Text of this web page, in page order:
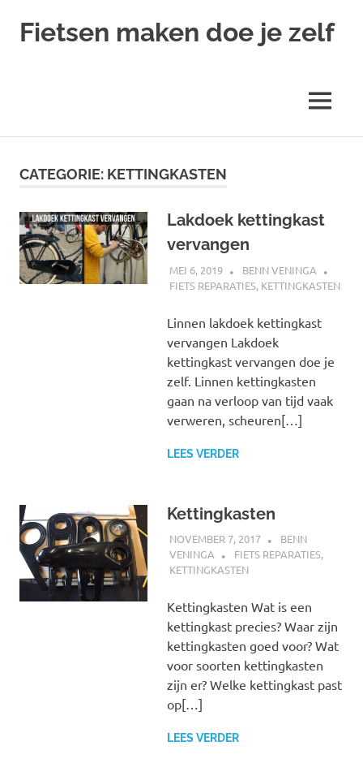
Fietsen maken doe je zelf
MENU
CATEGORIE: KETTINGKASTEN
Lakdoek kettingkast
vervangen
MEI 6, 2019
BENN VENINGA
FIETS REPARATIES, KETTINGKASTEN
Linnen lakdoek kettingkast
vervangen Lakdoek
kettingkast vervangen doe je
zelf. Linnen kettingkasten
gaan na verloop van tijd vaak
verweren, scheuren[…]
LEES VERDER
Kettingkasten
NOVEMBER 7, 2017
BENN
VENINGA
FIETS REPARATIES,
KETTINGKASTEN
Kettingkasten Wat is een
kettingkast precies? Waar zijn
kettingkasten goed voor? Wat
voor soorten kettingkasten
zijn er? Welke kettingkast past
op[…]
LEES VERDER